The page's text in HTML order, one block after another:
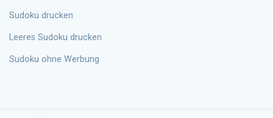
Sudoku drucken
Leeres Sudoku drucken
Sudoku ohne Werbung